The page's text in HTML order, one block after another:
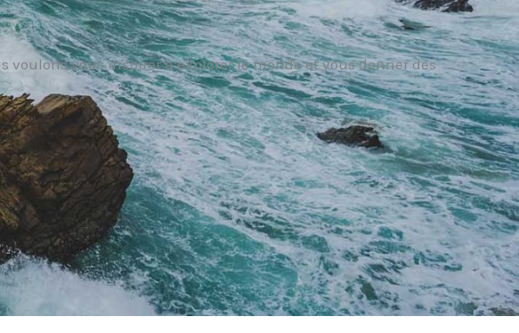
vous inspirer à explorer le monde et vous donner des